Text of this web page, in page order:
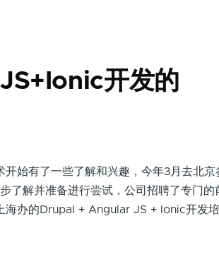
开发的
始有了一些了解和兴趣，今年3月去北京
了解并准备进行尝试，公司招聘了专门的
海办的Drupal + Angular JS + Ionic开发